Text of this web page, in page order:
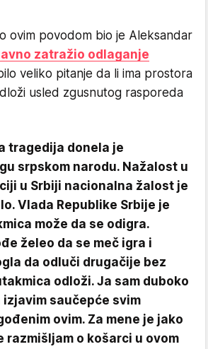
ovim povodom bio je Aleksandar
zatražio odlaganje
veliko pitanje da li ima prostora
usled zgusnutog rasporeda
tragedija donela je
srpskom narodu. Nažalost u
u Srbiji nacionalna žalost je
Vlada Republike Srbije je
može da se odigra.
želeo da se meč igra i
da odluči drugačije bez
odloži. Ja sam duboko
saučepće svim
ovim. Za mene je jako
razmišljam o košarci u ovom